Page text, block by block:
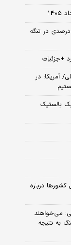
رویترز: ایران و عمان برای تعیین تعرفه ترانزیت ۳ تا ۷ درصدی در تنگه
+جزئیات
آمریکا: در
بالستیک
کشورها درباره
می‌خواهند
به نتیجه